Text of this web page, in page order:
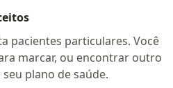
pacientes particulares. Você
marcar, ou encontrar outro
plano de saúde.